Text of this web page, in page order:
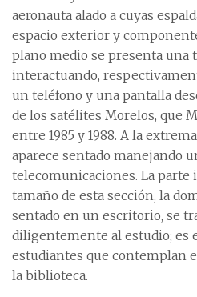
aeronauta alado a cuyas
espacio exterior y
plano medio se presenta una
interactuando,
un teléfono y una pantalla
de los satélites Morelos, que
entre 1985 y 1988. A la
aparece sentado manejando
telecomunicaciones. La parte
tamaño de esta sección, la
sentado en un escritorio, se
diligentemente al estudio; es
estudiantes que contemplan
la biblioteca.